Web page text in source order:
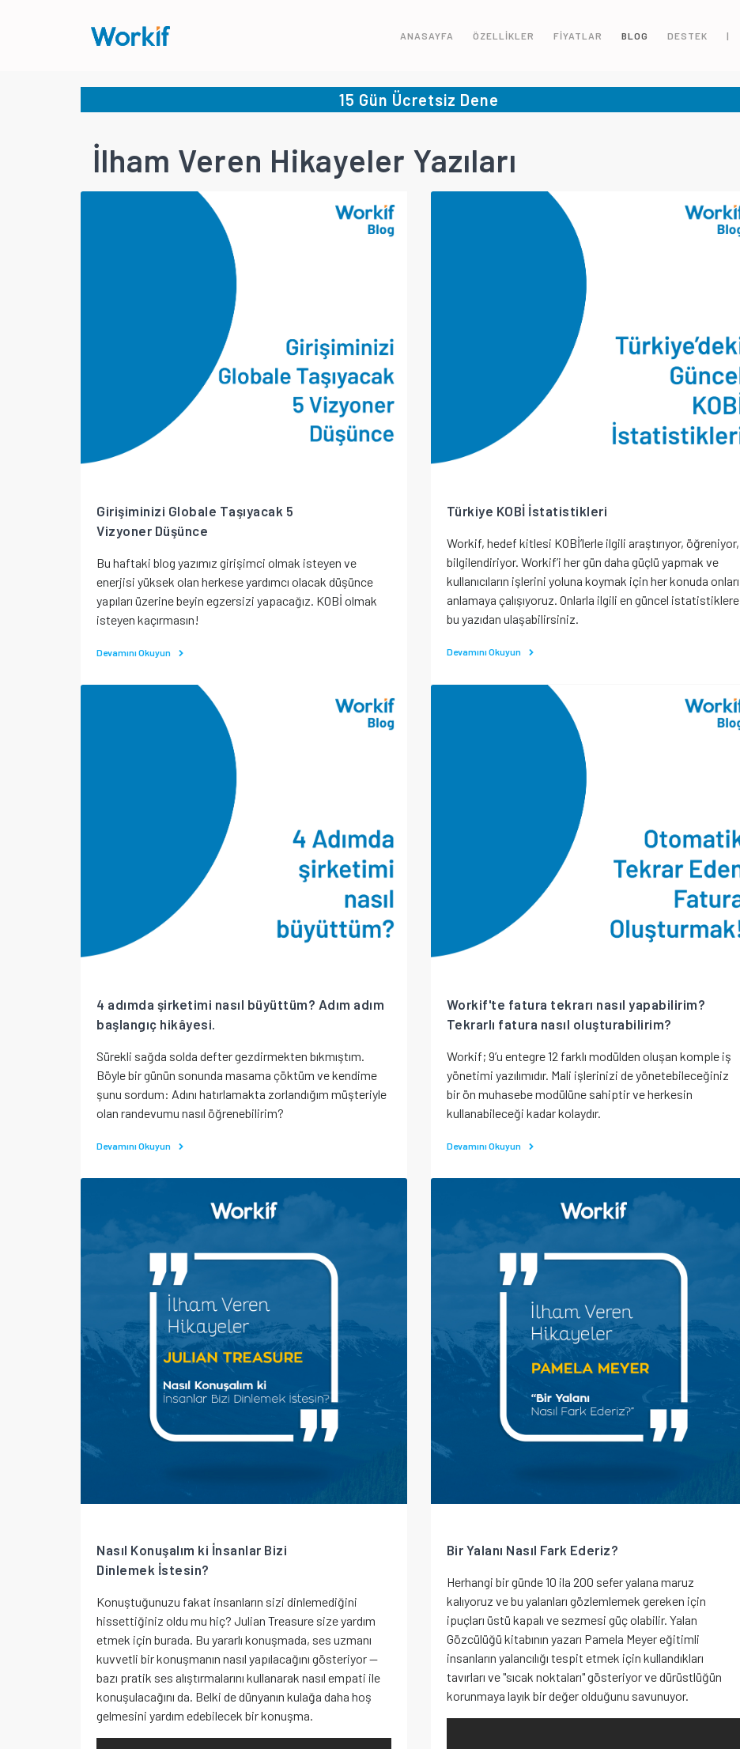
ANASAYFA ÖZELLİKLER FİYATLAR BLOG DESTEK |
15 Gün Ücretsiz Dene
İlham Veren Hikayeler Yazıları
Girişiminizi Globale Taşıyacak 5
Vizyoner Düşünce
Bu haftaki blog yazımız girişimci olmak isteyen ve
enerjisi yüksek olan herkese yardımcı olacak düşünce
yapıları üzerine beyin egzersizi yapacağız. KOBİ olmak
isteyen kaçırmasın!
Devamını Okuyun
Türkiye KOBİ İstatistikleri
Workif, hedef kitlesi KOBİ’lerle ilgili araştırıyor, öğreniyor,
bilgilendiriyor. Workif’i her gün daha güçlü yapmak ve
kullanıcıların işlerini yoluna koymak için her konuda onları
anlamaya çalışıyoruz. Onlarla ilgili en güncel istatistiklere
bu yazıdan ulaşabilirsiniz.
Devamını Okuyun
4 adımda şirketimi nasıl büyüttüm? Adım adım
başlangıç hikâyesi.
Sürekli sağda solda defter gezdirmekten bıkmıştım.
Böyle bir günün sonunda masama çöktüm ve kendime
şunu sordum: Adını hatırlamakta zorlandığım müşteriyle
olan randevumu nasıl öğrenebilirim?
Devamını Okuyun
Workif'te fatura tekrarı nasıl yapabilirim?
Tekrarlı fatura nasıl oluşturabilirim?
Workif; 9’u entegre 12 farklı modülden oluşan komple iş
yönetimi yazılımıdır. Mali işlerinizi de yönetebileceğiniz
bir ön muhasebe modülüne sahiptir ve herkesin
kullanabileceği kadar kolaydır.
Devamını Okuyun
Nasıl Konuşalım ki İnsanlar Bizi
Dinlemek İstesin?
Konuştuğunuzu fakat insanların sizi dinlemediğini
hissettiğiniz oldu mu hiç? Julian Treasure size yardım
etmek için burada. Bu yararlı konuşmada, ses uzmanı
kuvvetli bir konuşmanın nasıl yapılacağını gösteriyor --
bazı pratik ses alıştırmalarını kullanarak nasıl empati ile
konuşulacağını da. Belki de dünyanın kulağa daha hoş
gelmesini yardım edebilecek bir konuşma.
Bir Yalanı Nasıl Fark Ederiz?
Herhangi bir günde 10 ila 200 sefer yalana maruz
kalıyoruz ve bu yalanları gözlemlemek gereken için
ipuçları üstü kapalı ve sezmesi güç olabilir. Yalan
Gözcülüğü kitabının yazarı Pamela Meyer eğitimli
insanların yalancılığı tespit etmek için kullandıkları
tavırları ve "sıcak noktaları" gösteriyor ve dürüstlüğün
korunmaya layık bir değer olduğunu savunuyor.